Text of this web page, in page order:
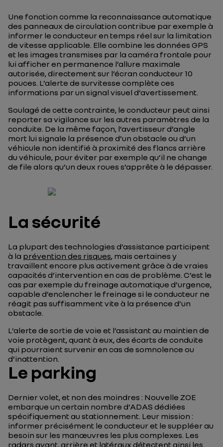
Une fonction comme la reconnaissance automatique
des panneaux de circulation contribue par exemple à
informer le conducteur en temps réel sur la limitation
de vitesse applicable. Elle combine les données GPS
et les images transmises par la caméra frontale pour
lui afficher en permanence l’allure maximale
autorisée, directement sur l’écran conducteur 10
pouces. L’alerte de survitesse complète ces
informations par un signal visuel d’avertissement.
Soulagé de cette contrainte, le conducteur peut ainsi
reporter sa vigilance sur les autres paramètres de la
conduite. De la même façon, l’avertisseur d’angle
mort lui signale la présence d’un obstacle ou d’un
véhicule non identifié à proximité des flancs arrière
du véhicule, pour éviter par exemple qu’il ne change
de file alors qu’un deux roues s’apprête à le dépasser.
La sécurité
La plupart des technologies d’assistance participent
à la prévention des risques, mais certaines y
travaillent encore plus activement grâce à de vraies
capacités d’intervention en cas de problème. C’est le
cas par exemple du freinage automatique d’urgence,
capable d’enclencher le freinage si le conducteur ne
réagit pas suffisamment vite à la présence d’un
obstacle.
L’alerte de sortie de voie et l’assistant au maintien de
voie protègent, quant à eux, des écarts de conduite
qui pourraient survenir en cas de somnolence ou
d’inattention.
Le parking
Dernier volet, et non des moindres : Nouvelle ZOE
embarque un certain nombre d’ADAS dédiées
spécifiquement au stationnement. Leur mission :
informer précisément le conducteur et le suppléer au
besoin sur les manœuvres les plus complexes. Les
radars avant, arrière et latéraux détectent ainsi les